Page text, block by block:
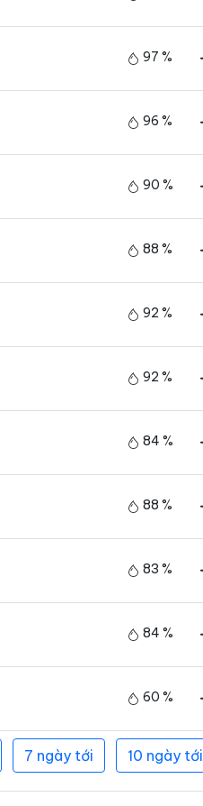
97 %
96 %
90 %
88 %
92 %
92 %
84 %
88 %
83 %
84 %
60 %
7 ngày tới 10 ngày tới